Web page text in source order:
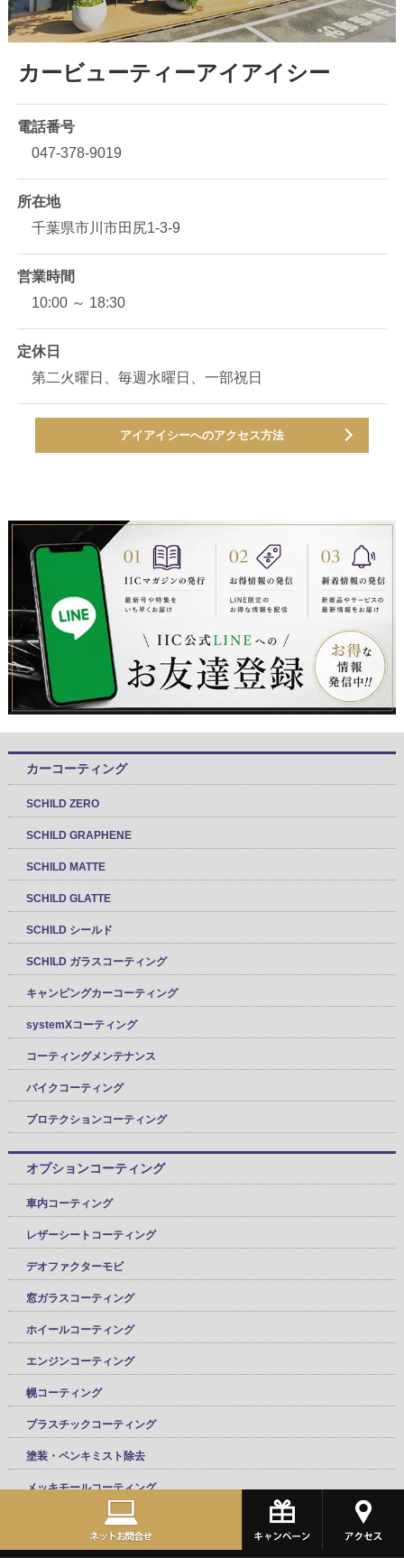
カービューティーアイアイシー
電話番号
047-378-9019
所在地
千葉県市川市田尻1-3-9
営業時間
10:00 ～ 18:30
定休日
第二火曜日、毎週水曜日、一部祝日
アイアイシーへのアクセス方法
カーコーティング
SCHILD ZERO
SCHILD GRAPHENE
SCHILD MATTE
SCHILD GLATTE
SCHILD シールド
SCHILD ガラスコーティング
キャンピングカーコーティング
systemXコーティング
コーティングメンテナンス
バイクコーティング
プロテクションコーティング
オプションコーティング
車内コーティング
レザーシートコーティング
デオファクターモビ
窓ガラスコーティング
ホイールコーティング
エンジンコーティング
幌コーティング
プラスチックコーティング
塗装・ペンキミスト除去
メッキモールコーティング
オプションフルパッケージ